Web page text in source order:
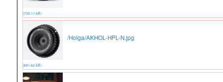
(733.11 kB)
/Holga/AKHOL-HPL-N.jpg
(891.62 kB)